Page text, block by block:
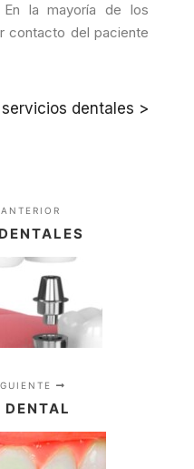
En la mayoría de los
contacto del paciente
dentales >